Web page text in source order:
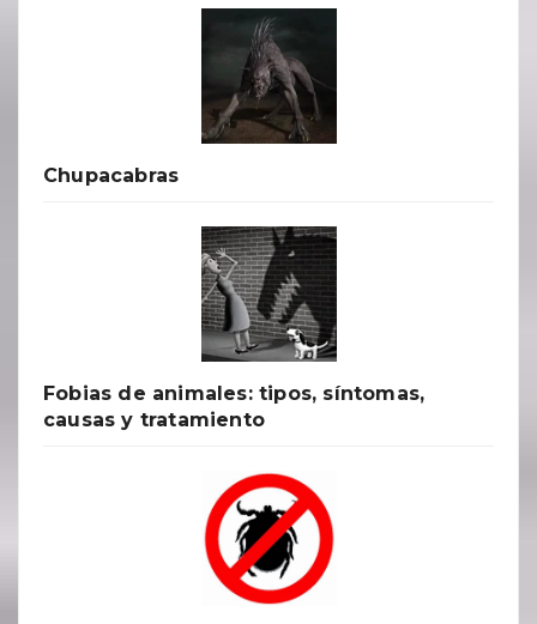
Chupacabras
Fobias de animales: tipos, síntomas,
causas y tratamiento